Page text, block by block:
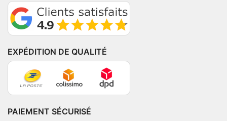
EXPÉDITION DE QUALITÉ
PAIEMENT SÉCURISÉ